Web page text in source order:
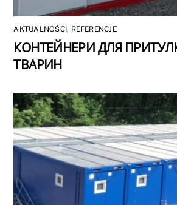
AKTUALNOŚCI, REFERENCJE
КОНТЕЙНЕРИ ДЛЯ
ТВАРИН